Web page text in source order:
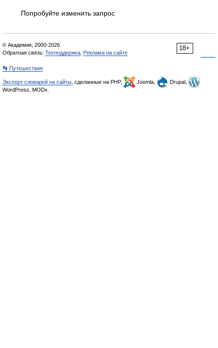
Попробуйте изменить запрос
18+
© Академик, 2000-2026
Обратная связь: Техподдержка Реклама на сайте
👣 Путешествия
Экспорт словарей на сайты , сделанные на PHP, Joomla,
Drupal,
WordPress, MODx.